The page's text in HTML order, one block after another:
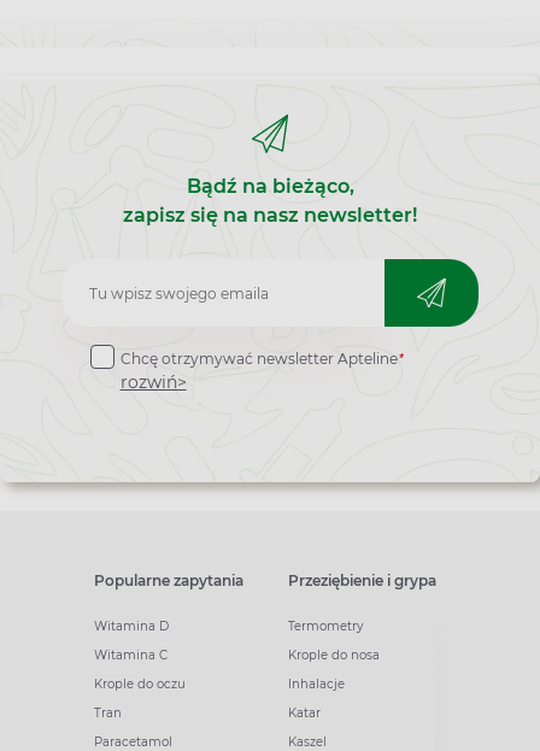
Bądź na bieżąco,
zapisz się na nasz newsletter!
Zapisz
do
newslettera
Chcę otrzymywać newsletter Apteline*
rozwiń>
Popularne zapytania
Witamina D
Witamina C
Krople do oczu
Tran
Paracetamol
Przeziębienie i grypa
Termometry
Krople do nosa
Inhalacje
Katar
Kaszel